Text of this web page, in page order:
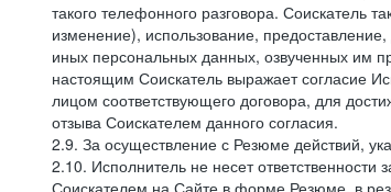
такого телефонного разговора. Соискатель
изменение), использование,
иных персональных данных, озвученных им
настоящим Соискатель выражает согласие
лицом соответствующего договора, для
отзыва Соискателем данного согласия.
2.9. За осуществление с Резюме действий,
2.10. Исполнитель не несет
Соискателем на Сайте в форме Резюме, в